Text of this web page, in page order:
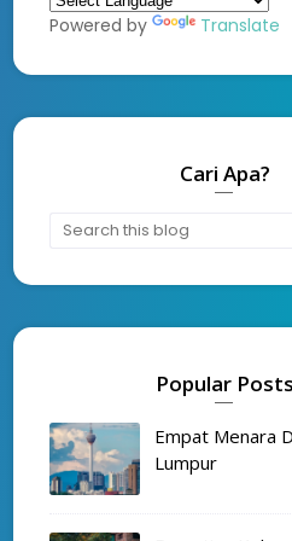
Powered by Translate
Cari Apa?
Popular Posts
Empat Menara
Lumpur